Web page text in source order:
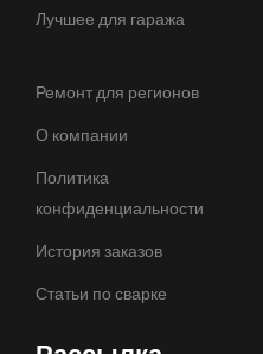
Лучшее для гаража
Ремонт для регионов
О компании
Политика
конфиденциальности
История заказов
Статьи по сварке